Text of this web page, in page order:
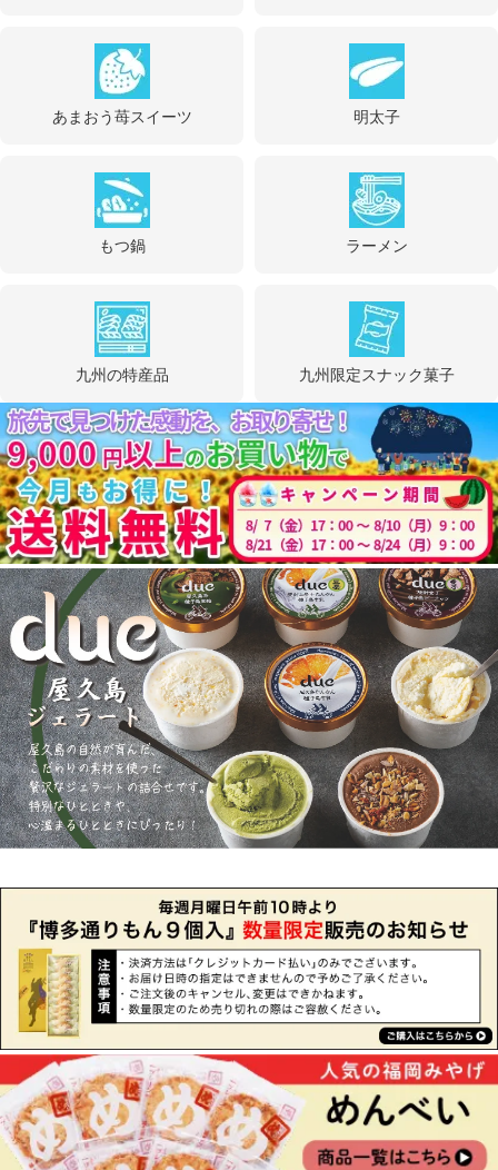
あまおう苺スイーツ 明太子
もつ鍋 ラーメン
九州の特産品 九州限定スナック菓子